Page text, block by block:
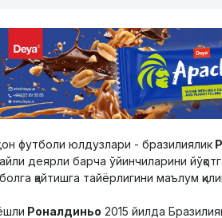
футболи юлдузлари - бразилиялик
деярли барча ўйинчиларини
қайтишга тайёрлигини маълум
Роналдиньо 2015 йилда